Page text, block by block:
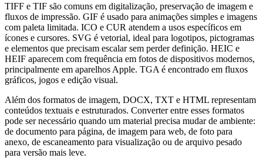
TIFF e TIF são comuns em digitalização, preservação de imagem e
fluxos de impressão. GIF é usado para animações simples e imagens
com paleta limitada. ICO e CUR atendem a usos específicos em
ícones e cursores. SVG é vetorial, ideal para logotipos, pictogramas
e elementos que precisam escalar sem perder definição. HEIC e
HEIF aparecem com frequência em fotos de dispositivos modernos,
principalmente em aparelhos Apple. TGA é encontrado em fluxos
gráficos, jogos e edição visual.
Além dos formatos de imagem, DOCX, TXT e HTML representam
conteúdos textuais e estruturados. Converter entre esses formatos
pode ser necessário quando um material precisa mudar de ambiente:
de documento para página, de imagem para web, de foto para
anexo, de escaneamento para visualização ou de arquivo pesado
para versão mais leve.